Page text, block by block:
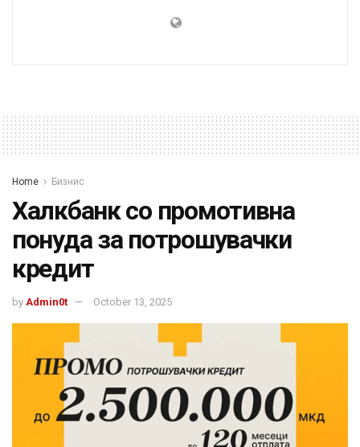
Home Бизнис
Халкбанк со промотивна
понуда за потрошувачки
кредит
by Admin0t October 13, 2025